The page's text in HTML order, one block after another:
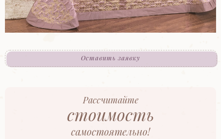
Оставить заявку
Рассчитайте
стоимость
самостоятельно!